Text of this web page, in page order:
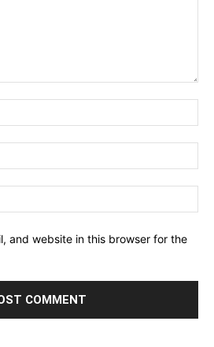
and website in this browser for the